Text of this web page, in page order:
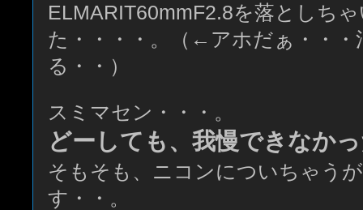
ELMARIT60mmF2.8を落としち
た・・・・。（←アホだぁ・・・
る・・）
スミマセン・・・。
どーしても、我慢できなか
そもそも、ニコンについちゃう
す・・。